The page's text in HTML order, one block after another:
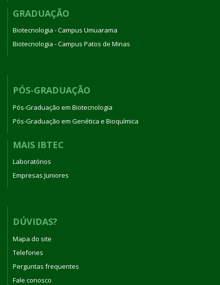
GRADUAÇÃO
Biotecnologia - Campus Umuarama
Biotecnologia - Campus Patos de Minas
PÓS-GRADUAÇÃO
Pós-Graduação em Biotecnologia
Pós-Graduação em Genética e Bioquímica
MAIS IBTEC
Laboratórios
Empresas Juniores
DÚVIDAS?
Mapa do site
Telefones
Perguntas frequentes
Fale conosco